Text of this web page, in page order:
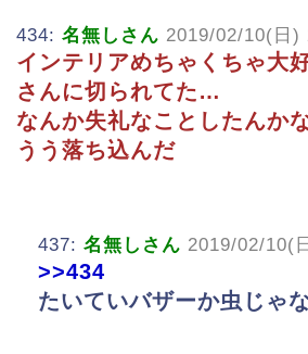
434: 名無しさん 2019/02/10(日)
インテリアめちゃくちゃ大
さんに切られてた…
なんか失礼なことしたんか
うう落ち込んだ
437: 名無しさん 2019/02/10(
>>434
たいていバザーか虫じゃ